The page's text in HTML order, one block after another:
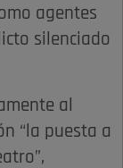
agentes
silenciado
al
“la puesta a